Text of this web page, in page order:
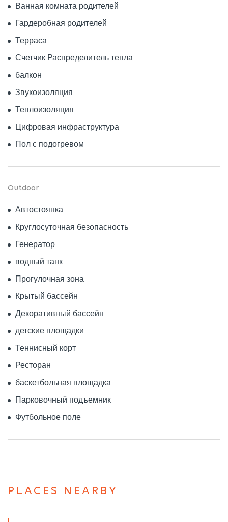
Ванная комната родителей
Гардеробная родителей
Терраса
Счетчик Распределитель тепла
балкон
Звукоизоляция
Теплоизоляция
Цифровая инфраструктура
Пол с подогревом
Outdoor
Автостоянка
Круглосуточная безопасность
Генератор
водный танк
Прогулочная зона
Крытый бассейн
Декоративный бассейн
детские площадки
Теннисный корт
Ресторан
баскетбольная площадка
Парковочный подъемник
Футбольное поле
PLACES NEARBY